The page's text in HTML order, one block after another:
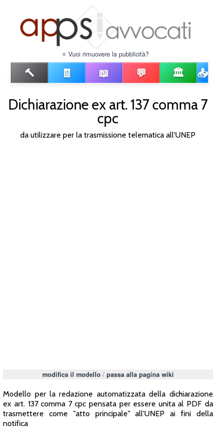
⭐ Vuoi rimuovere la pubblicità?
🔨 🧾 📖 💬 🏛️ 📤
Dichiarazione ex art. 137 comma 7
cpc
da utilizzare per la trasmissione telematica all'UNEP
modifica il modello/ passa alla pagina wiki
Modello per la redazione automatizzata della dichiarazione
ex art. 137 comma 7 cpc pensata per essere unita al PDF da
trasmettere come "atto principale" all'UNEP ai fini della
notifica